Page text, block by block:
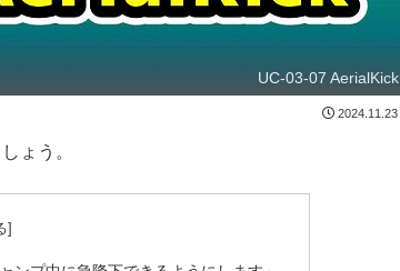
UC-03-07 AerialKick
2024.11.23
ょう。